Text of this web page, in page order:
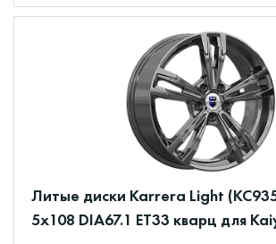
Литые диски Karrera Light
5x108 DIA67.1 ET33 кварц для